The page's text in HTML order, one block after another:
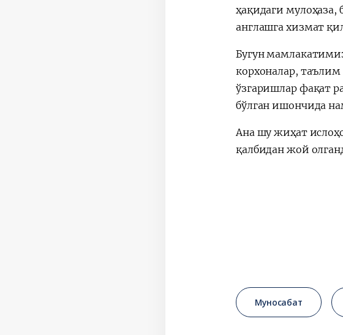
ҳақидаги
англашга хизмат
Бугун
корхоналар, таълим
ўзгаришлар фақат
бўлган ишончида
Ана шу жиҳат
қалбидан жой
Муносабат